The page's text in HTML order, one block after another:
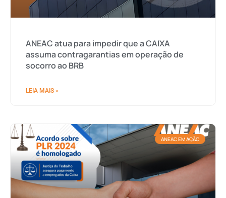
ANEAC atua para impedir que a CAIXA
assuma contragarantias em operação de
socorro ao BRB
LEIA MAIS »
ANEAC EM AÇÃO